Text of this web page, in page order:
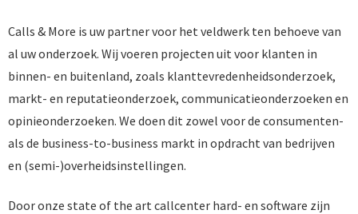
Calls & More is uw partner voor het veldwerk ten behoeve van
al uw onderzoek. Wij voeren projecten uit voor klanten in
binnen- en buitenland, zoals klanttevredenheidsonderzoek,
markt- en reputatieonderzoek, communicatieonderzoeken en
opinieonderzoeken. We doen dit zowel voor de consumenten-
als de business-to-business markt in opdracht van bedrijven
en (semi-)overheidsinstellingen.
Door onze state of the art callcenter hard- en software zijn